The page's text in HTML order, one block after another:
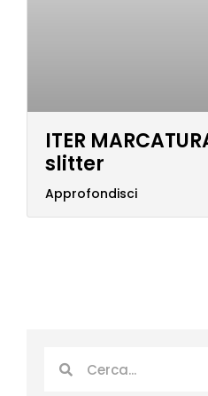
ITER
slitter
Approfondisci